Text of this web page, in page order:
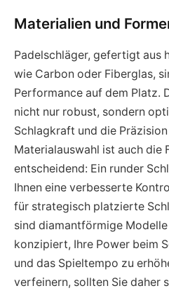
Materialien und
Padelschläger, gefertigt aus
wie Carbon oder Fiberglas,
Performance auf dem Platz.
nicht nur robust, sondern
Schlagkraft und die
Materialauswahl ist auch die
entscheidend: Ein runder
Ihnen eine verbesserte
für strategisch platzierte
sind diamantförmige
konzipiert, Ihre Power beim
und das Spieltempo zu
verfeinern, sollten Sie daher